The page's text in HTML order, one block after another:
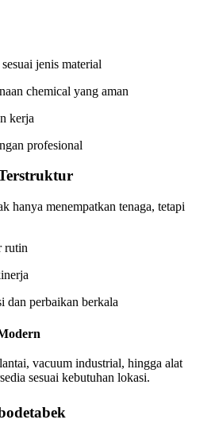
jenis material
chemical yang aman
kerja
profesional
hanya menempatkan tenaga, tetapi
rutin
dan perbaikan berkala
vacuum industrial, hingga alat
sesuai kebutuhan lokasi.